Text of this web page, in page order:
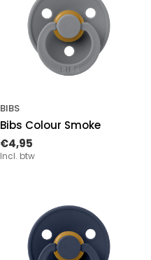
BIBS
Bibs Colour Smoke
€4,95
Incl. btw